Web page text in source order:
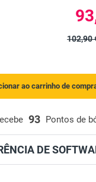
93 Pontos de
DE
102,90
ao carrinho de